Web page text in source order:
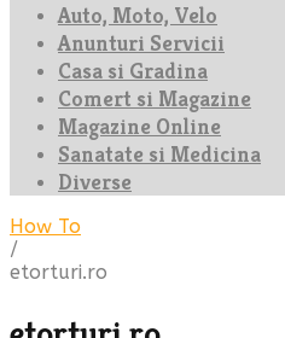
Auto, Moto, Velo
Anunturi Servicii
Casa si Gradina
Comert si Magazine
Magazine Online
Sanatate si Medicina
Diverse
How To
/
etorturi.ro